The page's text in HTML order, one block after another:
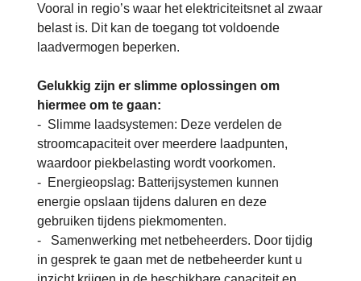
Vooral in regio’s waar het elektriciteitsnet al zwaar
belast is. Dit kan de toegang tot voldoende
laadvermogen beperken.
Gelukkig zijn er slimme oplossingen om
hiermee om te gaan:
- Slimme laadsystemen: Deze verdelen de
stroomcapaciteit over meerdere laadpunten,
waardoor piekbelasting wordt voorkomen.
- Energieopslag: Batterijsystemen kunnen
energie opslaan tijdens daluren en deze
gebruiken tijdens piekmomenten.
- Samenwerking met netbeheerders. Door tijdig
in gesprek te gaan met de netbeheerder kunt u